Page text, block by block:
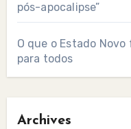
pós-apocalipse”
O que o Estado
para todos
Archives